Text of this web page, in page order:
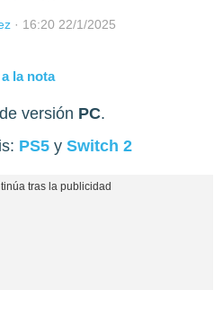
· 16:20 22/1/2025
la nota
versión PC.
PS5y Switch 2